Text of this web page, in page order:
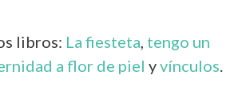
libros: La fiesteta, tengo un
a flor de piel yvínculos.